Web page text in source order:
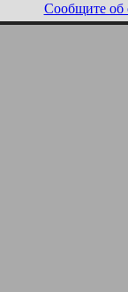
Сообщите об